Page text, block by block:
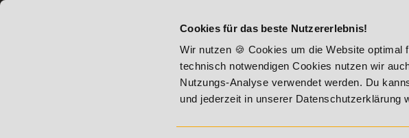
Cookies für das beste Nutzererlebnis!
Wir nutzen 🍪 Cookies um die Website
technisch notwendigen Cookies nutzen wir
Nutzungs-Analyse verwendet werden. Du
und jederzeit in unserer Datenschutzerklärung
20% Rabatt bis 17. August 2026 - Summer Vitality!